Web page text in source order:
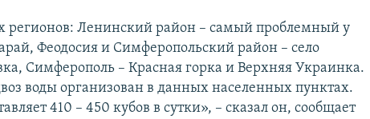
регионов: Ленинский район – самый проблемный у
Феодосия и Симферопольский район – село
Симферополь – Красная горка и Верхняя Украинка.
воды организован в данных населенных пунктах.
410 – 450 кубов в сутки», – сказал он, сообщает